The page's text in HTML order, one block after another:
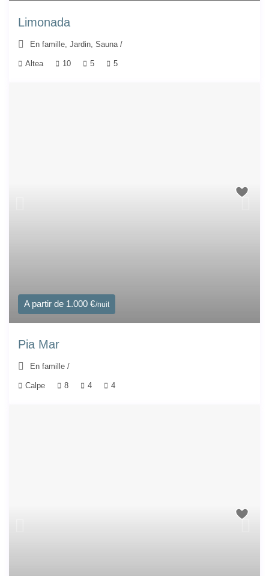
Limonada
En famille,Jardin,Sauna/
Altea 10 5 5
A partir de 1.000 €/nuit
Pia Mar
En famille /
Calpe 8 4 4